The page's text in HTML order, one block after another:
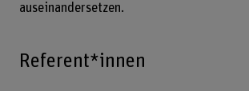
auseinandersetzen.
Referent*innen